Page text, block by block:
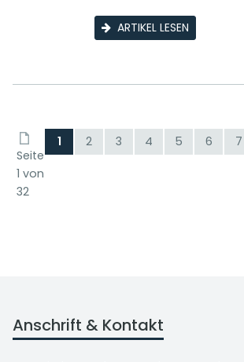
ARTIKEL LESEN
Seite
1 von
32
1 2 3 4 5 6 7
Anschrift & Kontakt